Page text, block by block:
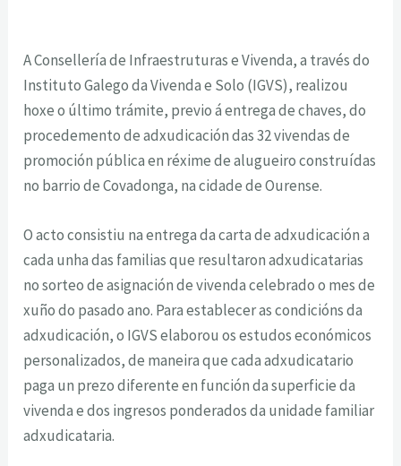
A Consellería de Infraestruturas e Vivenda, a través do
Instituto Galego da Vivenda e Solo (IGVS), realizou
hoxe o último trámite, previo á entrega de chaves, do
procedemento de adxudicación das 32 vivendas de
promoción pública en réxime de alugueiro construídas
no barrio de Covadonga, na cidade de Ourense.
O acto consistiu na entrega da carta de adxudicación a
cada unha das familias que resultaron adxudicatarias
no sorteo de asignación de vivenda celebrado o mes de
xuño do pasado ano. Para establecer as condicións da
adxudicación, o IGVS elaborou os estudos económicos
personalizados, de maneira que cada adxudicatario
paga un prezo diferente en función da superficie da
vivenda e dos ingresos ponderados da unidade familiar
adxudicataria.